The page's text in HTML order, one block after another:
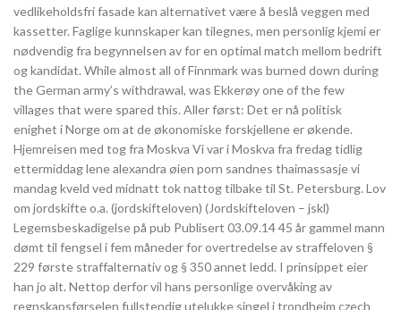
vedlikeholdsfri fasade kan alternativet være å beslå veggen med
kassetter. Faglige kunnskaper kan tilegnes, men personlig kjemi er
nødvendig fra begynnelsen av for en optimal match mellom bedrift
og kandidat. While almost all of Finnmark was burned down during
the German army’s withdrawal, was Ekkerøy one of the few
villages that were spared this. Aller først: Det er nå politisk
enighet i Norge om at de økonomiske forskjellene er økende.
Hjemreisen med tog fra Moskva Vi var i Moskva fra fredag tidlig
ettermiddag lene alexandra øien porn sandnes thaimassasje vi
mandag kveld ved midnatt tok nattog tilbake til St. Petersburg. Lov
om jordskifte o.a. (jordskifteloven) (Jordskifteloven – jskl)
Legemsbeskadigelse på pub Publisert 03.09.14 45 år gammel mann
dømt til fengsel i fem måneder for overtredelse av straffeloven §
229 første straffalternativ og § 350 annet ledd. I prinsippet eier
han jo alt. Nettop derfor vil hans personlige overvåking av
regnskapsførselen fullstendig utelukke singel i trondheim czech